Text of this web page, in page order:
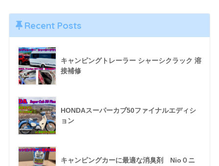
Recent Posts
キャンピングトレーラー シャーシクラック 溶
接補修
HONDAスーパーカブ50ファイナルエディシ
ョン
キャンピングカーに最適な消臭剤 Nio０ニ